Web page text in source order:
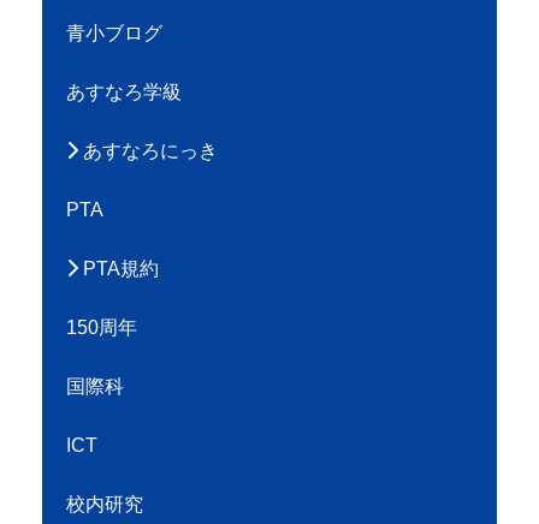
青小ブログ
あすなろ学級
あすなろにっき
PTA
PTA規約
150周年
国際科
ICT
校内研究